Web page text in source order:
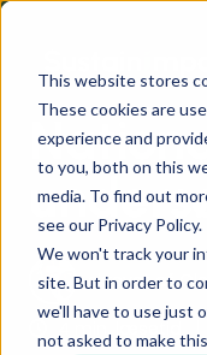
This website stores
These cookies are
experience and
to you, both on this
media. To find out
see our Privacy Policy.
We won't track your
site. But in order to
we'll have to use just
not asked to make
Bæredygtig SMV
skrevet af
4 min. læsetid